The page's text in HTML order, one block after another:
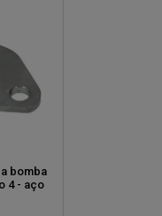
bomba
4 - aço